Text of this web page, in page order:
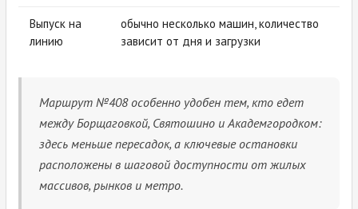
Выпуск на
линию
обычно несколько машин, количество
зависит от дня и загрузки
Маршрут №408 особенно удобен тем, кто едет
между Борщаговкой, Святошино и Академгородком:
здесь меньше пересадок, а ключевые остановки
расположены в шаговой доступности от жилых
массивов, рынков и метро.